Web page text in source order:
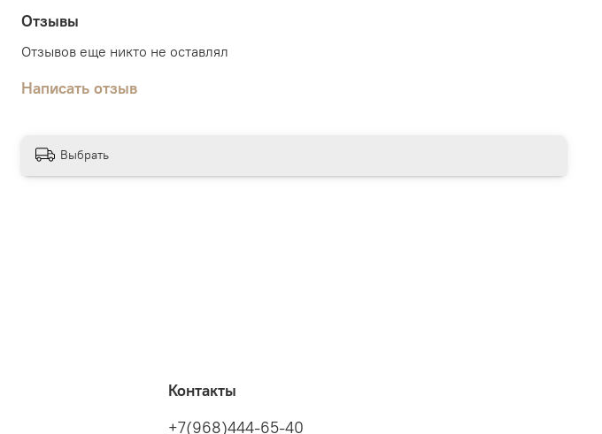
Отзывы
Отзывов еще никто не оставлял
Написать отзыв
Выбрать
Контакты
+7(968)444-65-40